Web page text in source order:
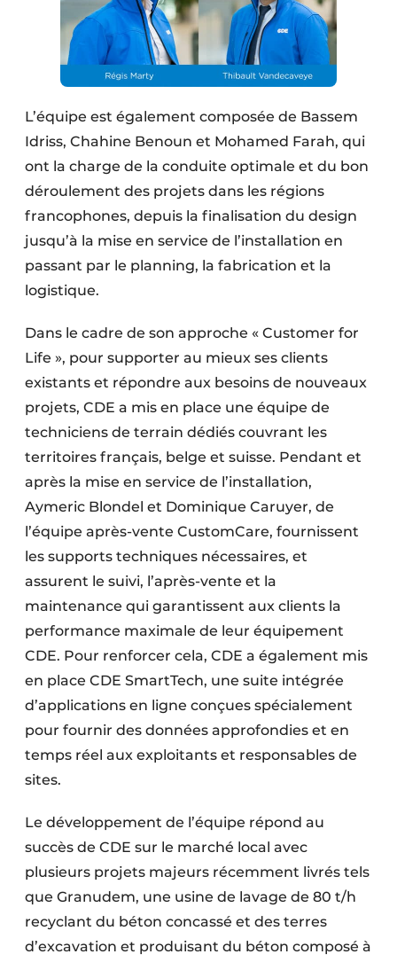
L’équipe est également composée de Bassem
Idriss, Chahine Benoun et Mohamed Farah, qui
ont la charge de la conduite optimale et du bon
déroulement des projets dans les régions
francophones, depuis la finalisation du design
jusqu’à la mise en service de l’installation en
passant par le planning, la fabrication et la
logistique.
Dans le cadre de son approche « Customer for
Life », pour supporter au mieux ses clients
existants et répondre aux besoins de nouveaux
projets, CDE a mis en place une équipe de
techniciens de terrain dédiés couvrant les
territoires français, belge et suisse. Pendant et
après la mise en service de l’installation,
Aymeric Blondel et Dominique Caruyer, de
l’équipe après-vente CustomCare, fournissent
les supports techniques nécessaires, et
assurent le suivi, l’après-vente et la
maintenance qui garantissent aux clients la
performance maximale de leur équipement
CDE. Pour renforcer cela, CDE a également mis
en place CDE SmartTech, une suite intégrée
d’applications en ligne conçues spécialement
pour fournir des données approfondies et en
temps réel aux exploitants et responsables de
sites.
Le développement de l’équipe répond au
succès de CDE sur le marché local avec
plusieurs projets majeurs récemment livrés tels
que Granudem, une usine de lavage de 80 t/h
recyclant du béton concassé et des terres
d’excavation et produisant du béton composé à